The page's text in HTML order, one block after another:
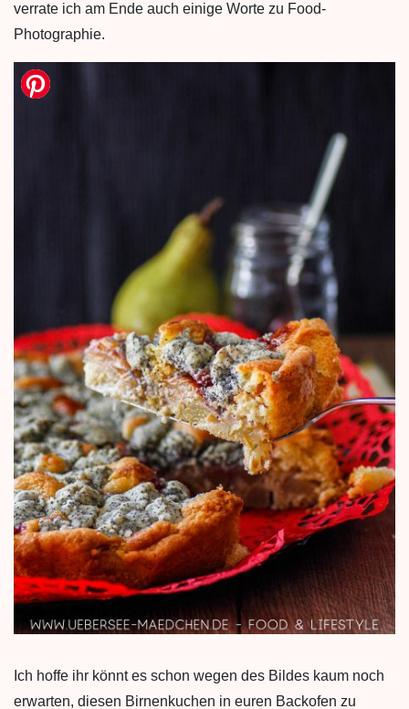
verrate ich am Ende auch einige Worte zu Food-
Photographie.
Ich hoffe ihr könnt es schon wegen des Bildes kaum noch
erwarten, diesen Birnenkuchen in euren Backofen zu